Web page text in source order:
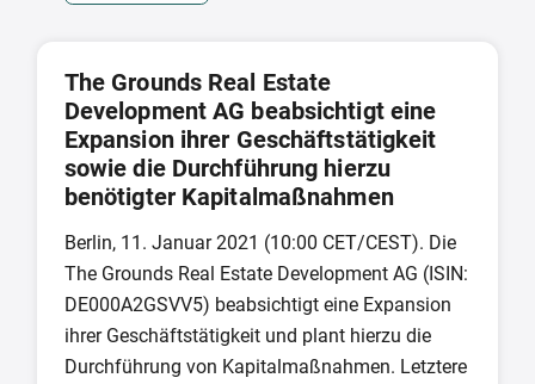
The Grounds Real Estate
Development AG beabsichtigt eine
Expansion ihrer Geschäftstätigkeit
sowie die Durchführung hierzu
benötigter Kapitalmaßnahmen
Berlin, 11. Januar 2021 (10:00 CET/CEST). Die
The Grounds Real Estate Development AG (ISIN:
DE000A2GSVV5) beabsichtigt eine Expansion
ihrer Geschäftstätigkeit und plant hierzu die
Durchführung von Kapitalmaßnahmen. Letztere